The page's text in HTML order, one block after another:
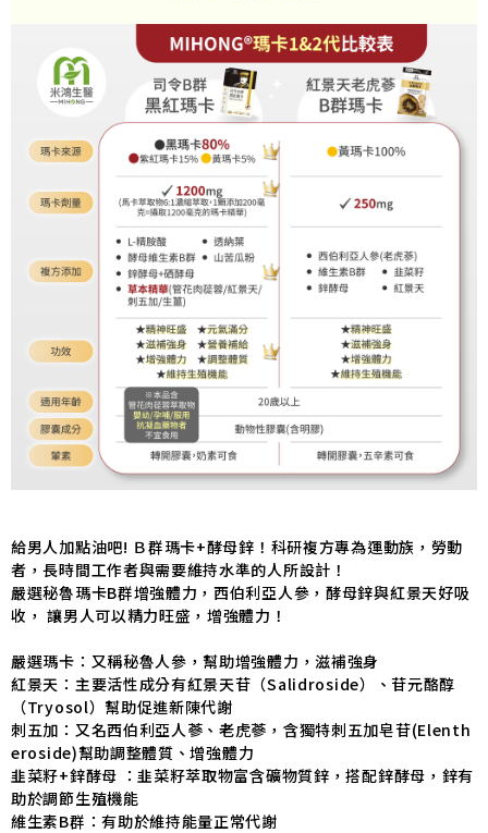
給男人加點油吧! Ｂ群瑪卡+酵母鋅！科研複方專為運動族，勞動
者，長時間工作者與需要維持水準的人所設計！
嚴選秘魯瑪卡B群增強體力，西伯利亞人參，酵母鋅與紅景天好吸
收， 讓男人可以精力旺盛，增強體力！
嚴選瑪卡：又稱秘魯人參，幫助增強體力，滋補強身
紅景天：主要活性成分有紅景天苷（Salidroside）、苷元酪醇
（Tryosol）幫助促進新陳代謝
刺五加：又名西伯利亞人蔘、老虎蔘，含獨特刺五加皂苷(Elenth
eroside)幫助調整體質、增強體力
韭菜籽+鋅酵母 ：韭菜籽萃取物富含礦物質鋅，搭配鋅酵母，鋅有
助於調節生殖機能
維生素B群：有助於維持能量正常代謝